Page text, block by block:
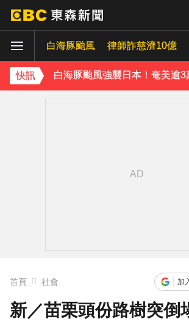
白海豚颱風 律師詐慈濟10億
快訊
白海豚颱風逐漸逼近！海警區
首頁 社會 加
新／苗栗頭份路樹突